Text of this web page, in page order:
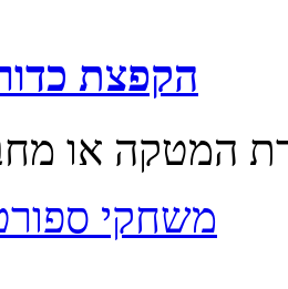
הקפצת כדור
משחקי